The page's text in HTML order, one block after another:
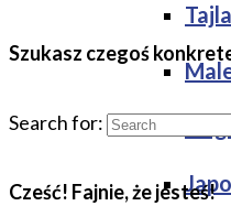
Szukasz czegoś
Search for:
Cześć! Fajnie, że jesteś!